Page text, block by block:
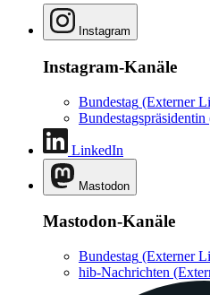
Instagram
Instagram-Kanäle
Bundestag (Externer
Bundestagspräsidentin
LinkedIn
Mastodon
Mastodon-Kanäle
Bundestag (Externer
hib-Nachrichten